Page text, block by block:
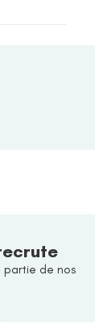
partie de nos